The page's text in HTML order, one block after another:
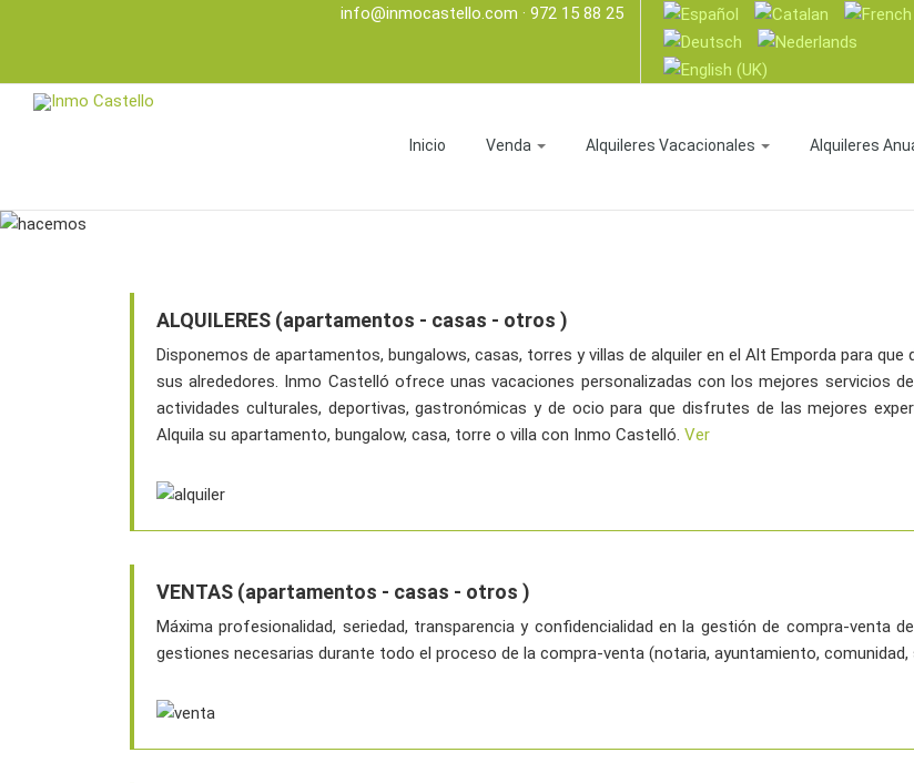
info@inmocastello.com · 972 15 88 25
Inicio Venda Alquileres Vacacionales Alquileres
ALQUILERES (apartamentos - casas - otros )
Disponemos de apartamentos, bungalows, casas, torres y villas de alquiler en el Alt Emporda para
sus alrededores. Inmo Castelló ofrece unas vacaciones personalizadas con los mejores servicios
actividades culturales, deportivas, gastronómicas y de ocio para que disfrutes de las mejores
Alquila su apartamento, bungalow, casa, torre o villa con Inmo Castelló. Ver
VENTAS (apartamentos - casas - otros )
Máxima profesionalidad, seriedad, transparencia y confidencialidad en la gestión de compra-venta
gestiones necesarias durante todo el proceso de la compra-venta (notaria, ayuntamiento, comunidad,